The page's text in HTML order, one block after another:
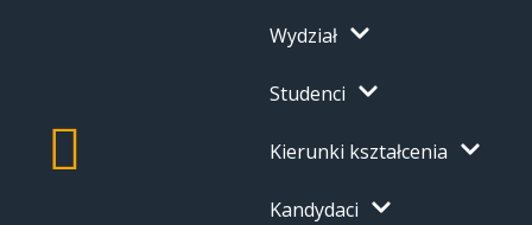
Wydział
Studenci
Kierunki kształcenia
Kandydaci